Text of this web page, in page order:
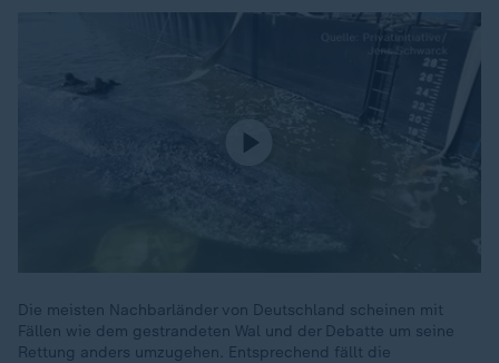
Die meisten Nachbarländer von Deutschland scheinen mit
Fällen wie dem gestrandeten Wal und der Debatte um seine
Rettung anders umzugehen. Entsprechend fällt die